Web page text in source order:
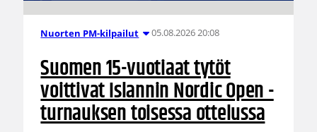
Nuorten PM-kilpailut 05.08.2026 20:08
Suomen 15-vuotiaat tytöt
voittivat Islannin Nordic Open -
turnauksen toisessa ottelussa